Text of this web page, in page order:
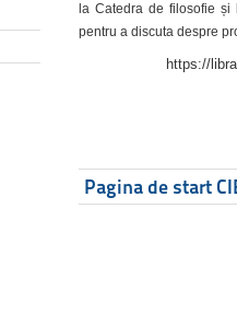
la Catedra de filosofie și
pentru a discuta despre
https://
Pagina de start